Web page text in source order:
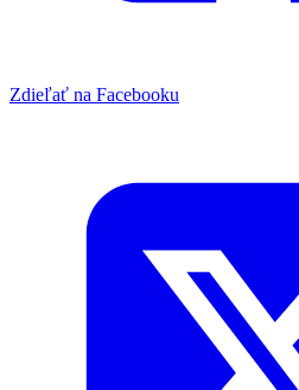
Zdieľať na Facebooku